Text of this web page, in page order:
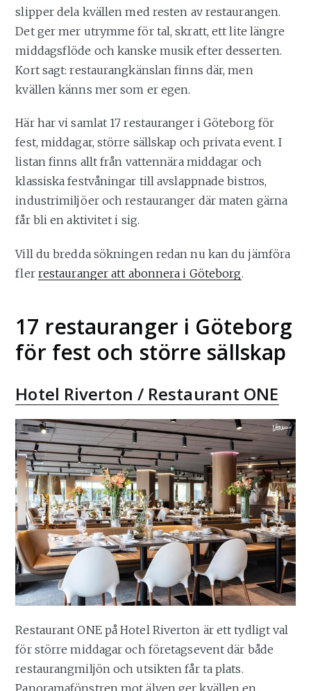
slipper dela kvällen med resten av restaurangen.
Det ger mer utrymme för tal, skratt, ett lite längre
middagsflöde och kanske musik efter desserten.
Kort sagt: restaurangkänslan finns där, men
kvällen känns mer som er egen.
Här har vi samlat 17 restauranger i Göteborg för
fest, middagar, större sällskap och privata event. I
listan finns allt från vattennära middagar och
klassiska festvåningar till avslappnade bistros,
industrimiljöer och restauranger där maten gärna
får bli en aktivitet i sig.
Vill du bredda sökningen redan nu kan du jämföra
fler restauranger att abonnera i Göteborg.
17 restauranger i Göteborg
för fest och större sällskap
Hotel Riverton / Restaurant ONE
Restaurant ONE på Hotel Riverton är ett tydligt val
för större middagar och företagsevent där både
restaurangmiljön och utsikten får ta plats.